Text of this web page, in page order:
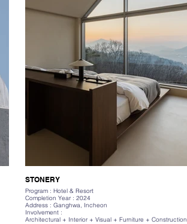
STONERY
Program : Hotel & Resort
Completion Year : 2024
Address : Ganghwa, Incheon
Involvement :
Architectural + Interior + Visual + Furniture + Construction